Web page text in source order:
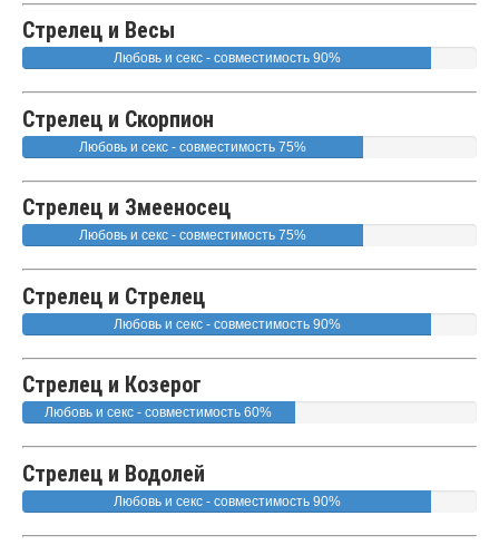
Стрелец и Весы
Любовь и секс - совместимость 90%
Стрелец и Скорпион
Любовь и секс - совместимость 75%
Стрелец и Змееносец
Любовь и секс - совместимость 75%
Стрелец и Стрелец
Любовь и секс - совместимость 90%
Стрелец и Козерог
Любовь и секс - совместимость 60%
Стрелец и Водолей
Любовь и секс - совместимость 90%